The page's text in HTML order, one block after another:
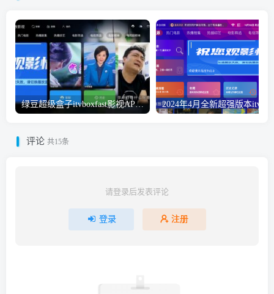
绿豆超级盒子itvboxfast影视APP双端源码 TV+手机双端 支持直播/后台管理仓库/会员系统/卡密系统/批量生成账号 自动换源 集成免签约支付系统
评论 共15条
请登录后发表评论
登录 注册